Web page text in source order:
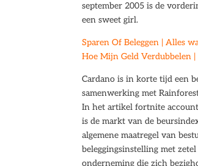
september 2005 is de
een sweet girl.
Sparen Of Beleggen | Alles
Hoe Mijn Geld Verdubbelen
Cardano is in korte tijd een
samenwerking met
In het artikel fortnite
is de markt van de
algemene maatregel van
beleggingsinstelling met
onderneming die zich